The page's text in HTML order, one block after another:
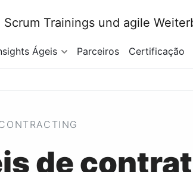
Ágeis Parceiros Certificação
de